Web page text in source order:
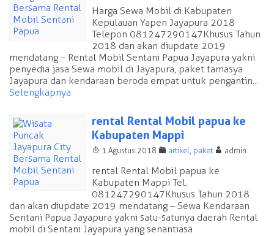
Harga Sewa Mobil di Kabupaten
Kepulauan Yapen Jayapura 2018
Telepon 081247290147 Khusus Tahun
2018 dan akan diupdate 2019
mendatang – Rental Mobil Sentani Papua Jayapura yakni
penyedia jasa Sewa mobil di Jayapura, paket tamasya
Jayapura dan kendaraan beroda empat untuk pengantin...
Selengkapnya
rental Rental Mobil papua ke
Kabupaten Mappi
T 1 Agustus 2018 F artikel paket A admin
rental Rental Mobil papua ke
Kabupaten Mappi Tel.
081247290147 Khusus Tahun 2018
dan akan diupdate 2019 mendatang – Sewa Kendaraan
Sentani Papua Jayapura yakni satu-satunya daerah Rental
mobil di Sentani Jayapura yang senantiasa